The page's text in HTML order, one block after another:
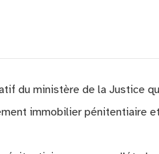
du ministère de la Justice
immobilier pénitentiaire